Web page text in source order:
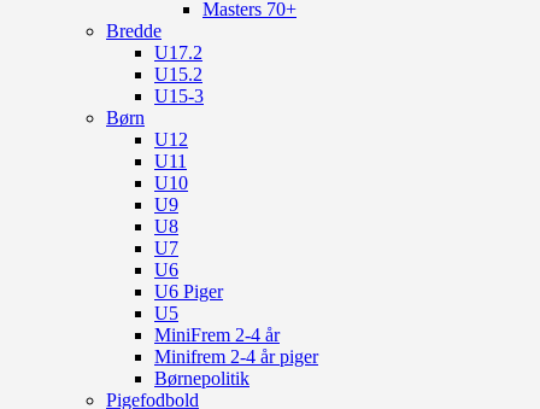
Masters 70+
Bredde
U17.2
U15.2
U15-3
Børn
U12
U11
U10
U9
U8
U7
U6
U6 Piger
U5
MiniFrem 2-4 år
Minifrem 2-4 år piger
Børnepolitik
Pigefodbold